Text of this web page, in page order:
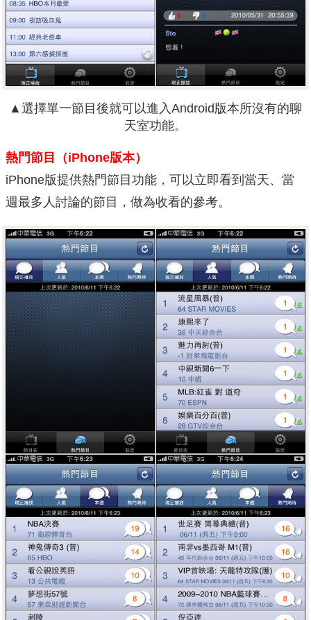
▲選擇單一節目後就可以進入Android版本所沒有的聊
天室功能。
熱門節目（iPhone版本）
iPhone版提供熱門節目功能，可以立即看到當天、當
週最多人討論的節目，做為收看的參考。